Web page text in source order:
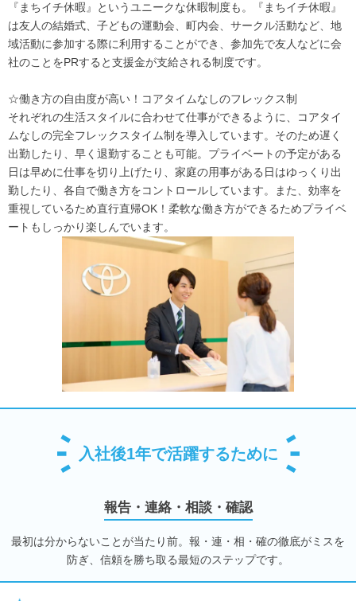
『まちイチ休暇』というユニークな休暇制度も。『まちイチ休暇』
は友人の結婚式、子どもの運動会、町内会、サークル活動など、地
域活動に参加する際に利用することができ、参加先で友人などに会
社のことをPRすると支援金が支給される制度です。
☆働き方の自由度が高い！コアタイムなしのフレックス制
それぞれの生活スタイルに合わせて仕事ができるように、コアタイ
ムなしの完全フレックスタイム制を導入しています。そのため遅く
出勤したり、早く退勤することも可能。プライベートの予定がある
日は早めに仕事を切り上げたり、家庭の用事がある日はゆっくり出
勤したり、各自で働き方をコントロールしています。また、効率を
重視しているため直行直帰OK！柔軟な働き方ができるためプライベ
ートもしっかり楽しんでいます。
入社後1年で活躍するために
報告・連絡・相談・確認
最初は分からないことが当たり前。報・連・相・確の徹底がミスを
防ぎ、信頼を勝ち取る最短のステップです。